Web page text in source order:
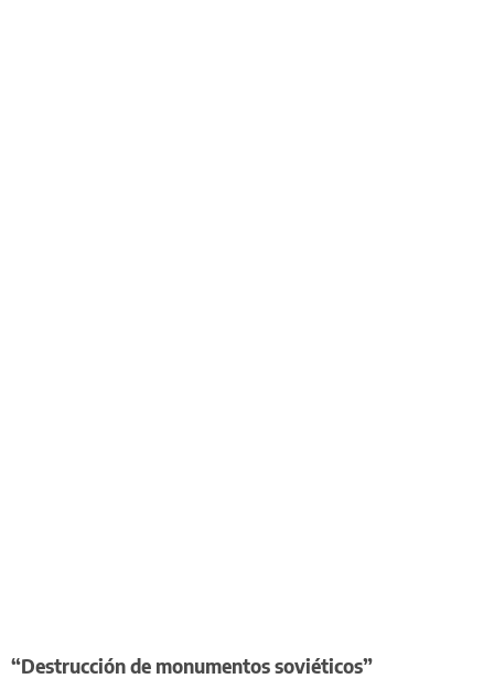
“Destrucción de monumentos soviéticos”